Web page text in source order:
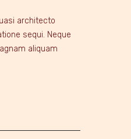
architecto
sequi. Neque
aliquam